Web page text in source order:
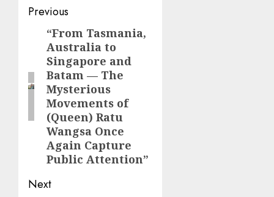
Post
navigation
Previous
Previous
post:
“From Tasmania,
Australia to
Singapore and
Batam — The
Mysterious
Movements of
(Queen) Ratu
Wangsa Once
Again Capture
Public Attention”
Next